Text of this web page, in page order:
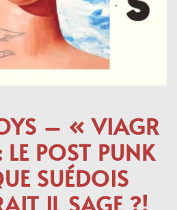
– « VIAGR
POST PUNK
SUÉDOIS
IL SAGE ?!